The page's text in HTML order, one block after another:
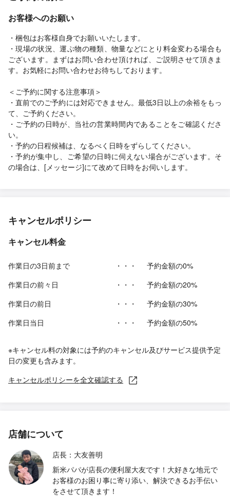
お客様へのお願い
・梱包はお客様自身でお願いいたします。
・現場の状況、運ぶ物の種類、物量などにとり料金変わる場合も
ございます。まずはお問い合わせ頂ければ、ご説明させて頂きま
す。お気軽にお問い合わせお待ちしております。
＜ご予約に関する注意事項＞
・直前でのご予約には対応できません。最低3日以上の余裕をもっ
て、ご予約ください。
・ご予約の日時が、当社の営業時間内であることをご確認くださ
い。
・予約の日程候補は、なるべく日時をずらしてください。
・予約が集中し、ご希望の日時に伺えない場合がございます。そ
の場合は、[メッセージ]にて改めて日時をお伺いします。
キャンセルポリシー
キャンセル料金
作業日の3日前まで ・・・
予約金額の0%
作業日の前々日
・・・
予約金額の20%
作業日の前日
・・・
予約金額の30%
作業日当日
・・・ 予約金額の50%
※キャンセル料の対象には予約のキャンセル及びサービス提供予定
日の変更も含みます。
キャンセルポリシーを全文確認する
店舗について
店長：大友善明
新米パパが店長の便利屋大友です！大好きな地元で
お客様のお困り事に寄り添い、解決できるお手伝い
をさせて頂きます！